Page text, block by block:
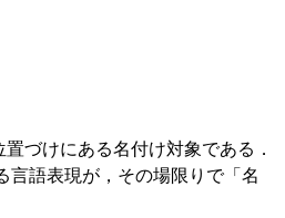
づけにある名付け対象である．
語表現が，その場限りで「名